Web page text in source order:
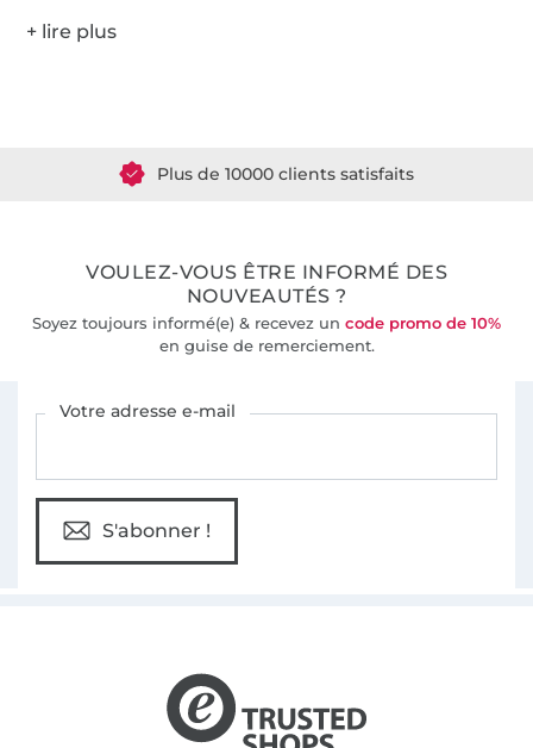
VOULEZ-VOUS ÊTRE INFORMÉ DES
NOUVEAUTÉS ?
Soyez toujours informé(e) & recevez un code promo de 10%
en guise de remerciement.
Votre adresse e-mail
S'abonner !